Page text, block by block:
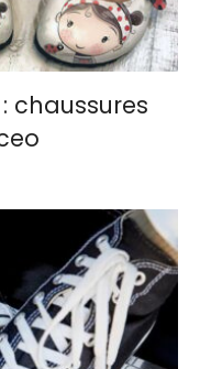
chaussures